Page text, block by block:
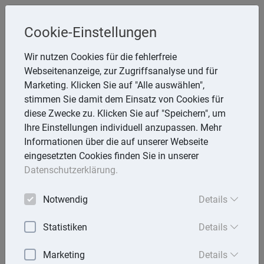
Melzer, StB
Storchsnest 6, 74535 Mainhardt
Telefon: 7903 7736
E-Mail:rathmann.melzer@t-online.de
Lexika
Volltext-Suche in den Lexika
Cookie-Einstellungen
Wir nutzen Cookies für die fehlerfreie
Webseitenanzeige, zur Zugriffsanalyse und für
Marketing. Klicken Sie auf "Alle auswählen",
stimmen Sie damit dem Einsatz von Cookies für
diese Zwecke zu. Klicken Sie auf "Speichern", um
Ihre Einstellungen individuell anzupassen. Mehr
Informationen über die auf unserer Webseite
eingesetzten Cookies finden Sie in unserer
Datenschutzerklärung.
Notwendig Details
Statistiken Details
Marketing Details